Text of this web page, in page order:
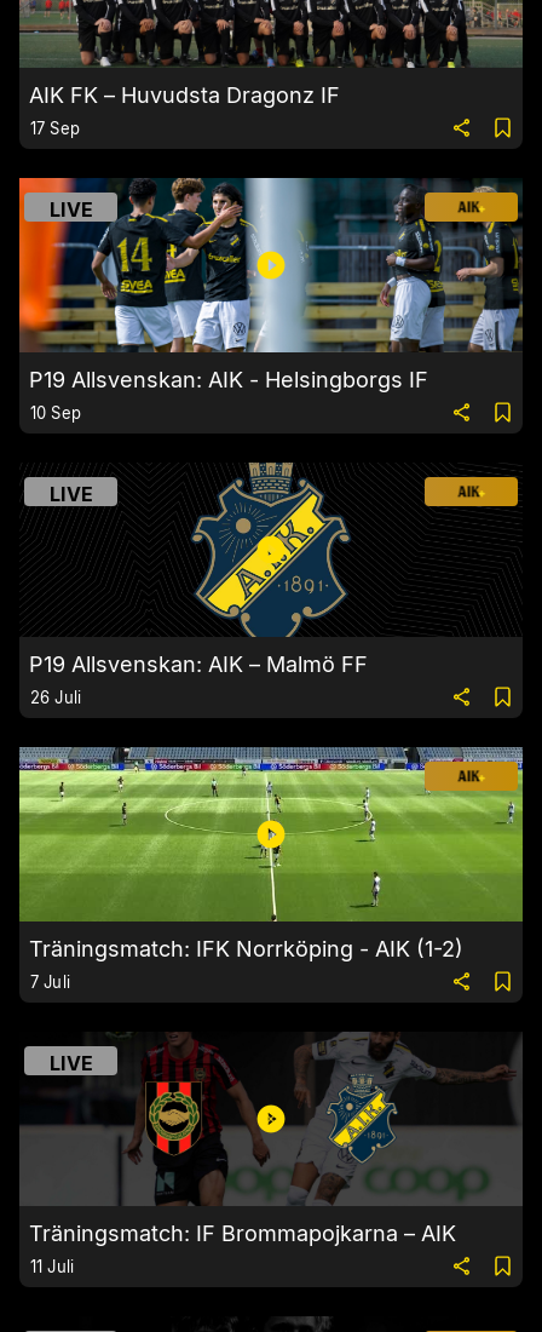
AIK FK – Huvudsta Dragonz IF
17 Sep
LIVE
P19 Allsvenskan: AIK - Helsingborgs IF
10 Sep
LIVE
P19 Allsvenskan: AIK – Malmö FF
26 Juli
Träningsmatch: IFK Norrköping - AIK (1-2)
7 Juli
LIVE
Träningsmatch: IF Brommapojkarna – AIK
11 Juli